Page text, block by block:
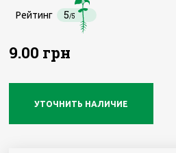
Рейтинг 5/5
9.00 грн
УТОЧНИТЬ НАЛИЧИЕ